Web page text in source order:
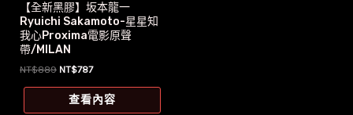
【全新黑膠】坂本龍一
Ryuichi Sakamoto-星星知
我心Proxima電影原聲
帶/MILAN
NT$889 原
格：
NT$787目
價
格：
查看內容